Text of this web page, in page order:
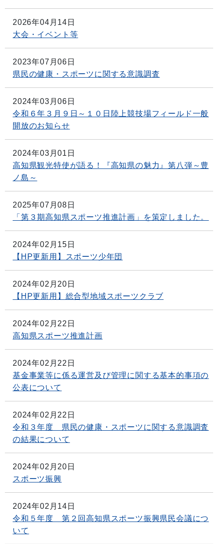
2026年04月14日
大会・イベント等
2023年07月06日
県民の健康・スポーツに関する意識調査
2024年03月06日
令和６年３月９日～１０日陸上競技場フィールド一般
開放のお知らせ
2024年03月01日
高知県観光特使が語る！『高知県の魅力』第八弾～豊
ノ島～
2025年07月08日
「第３期高知県スポーツ推進計画」を策定しました。
2024年02月15日
【HP更新用】スポーツ少年団
2024年02月20日
【HP更新用】総合型地域スポーツクラブ
2024年02月22日
高知県スポーツ推進計画
2024年02月22日
基金事業等に係る運営及び管理に関する基本的事項の
公表について
2024年02月22日
令和３年度 県民の健康・スポーツに関する意識調査
の結果について
2024年02月20日
スポーツ振興
2024年02月14日
令和５年度 第２回高知県スポーツ振興県民会議につ
いて